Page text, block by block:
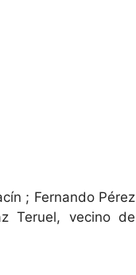
; Fernando Pérez
Teruel, vecino de